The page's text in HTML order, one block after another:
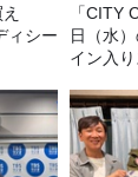
ィシー
「CITY
日（水
イン入